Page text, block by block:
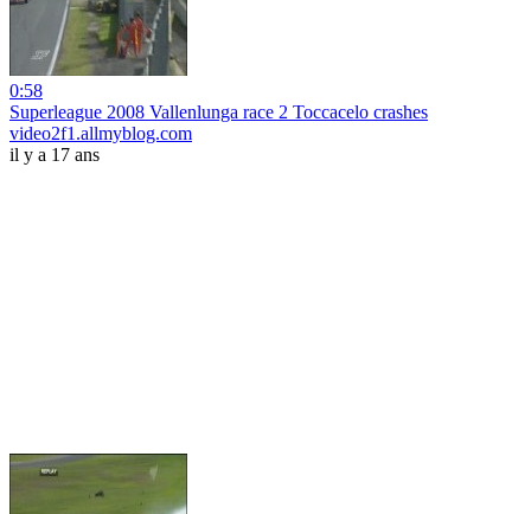
0:58
Superleague 2008 Vallenlunga race 2 Toccacelo crashes
video2f1.allmyblog.com
il y a 17 ans